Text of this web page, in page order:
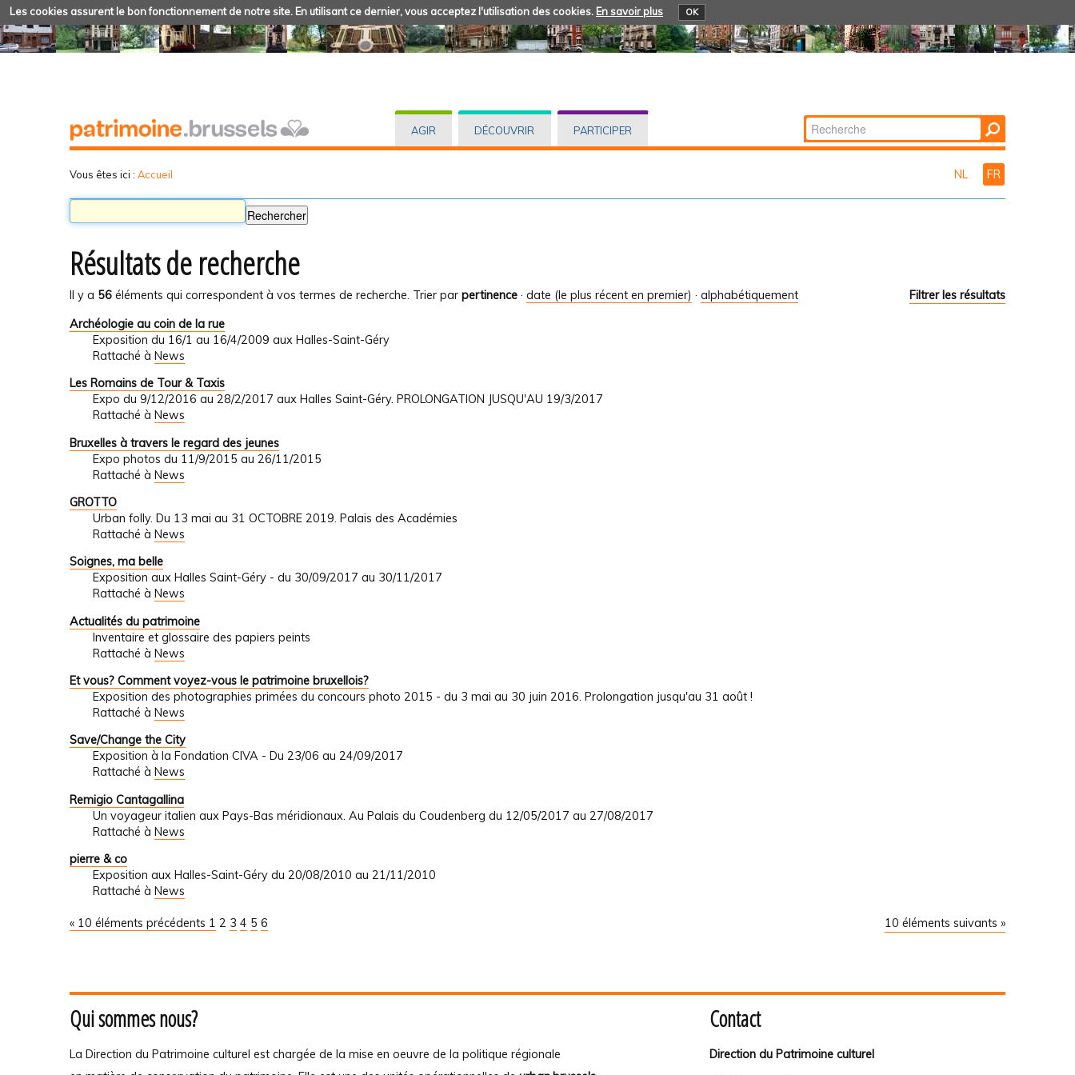
Les cookies assurent le bon fonctionnement de notre site. En utilisant ce dernier, vous acceptez l'utilisation des cookies. En savoir plus OK
AGIR DÉCOUVRIR PARTICIPER Chercher par
Recherche
Vous êtes ici : Accueil NL FR
Résultats de recherche
Il y a 56 éléments qui correspondent à vos termes de recherche. Filtrer les résultats
Trier par pertinence · date (le plus récent en premier) · alphabétiquement
Archéologie au coin de la rue
Exposition du 16/1 au 16/4/2009 aux Halles-Saint-Géry
Rattaché à News
Les Romains de Tour & Taxis
Expo du 9/12/2016 au 28/2/2017 aux Halles Saint-Géry. PROLONGATION JUSQU'AU 19/3/2017
Rattaché à News
Bruxelles à travers le regard des jeunes
Expo photos du 11/9/2015 au 26/11/2015
Rattaché à News
GROTTO
Urban folly. Du 13 mai au 31 OCTOBRE 2019. Palais des Académies
Rattaché à News
Soignes, ma belle
Exposition aux Halles Saint-Géry - du 30/09/2017 au 30/11/2017
Rattaché à News
Actualités du patrimoine
Inventaire et glossaire des papiers peints
Rattaché à News
Et vous? Comment voyez-vous le patrimoine bruxellois?
Exposition des photographies primées du concours photo 2015 - du 3 mai au 30 juin 2016. Prolongation jusqu'au 31 août !
Rattaché à News
Save/Change the City
Exposition à la Fondation CIVA - Du 23/06 au 24/09/2017
Rattaché à News
Remigio Cantagallina
Un voyageur italien aux Pays-Bas méridionaux. Au Palais du Coudenberg du 12/05/2017 au 27/08/2017
Rattaché à News
pierre & co
Exposition aux Halles-Saint-Géry du 20/08/2010 au 21/11/2010
Rattaché à News
« 10 éléments précédents 10 éléments suivants »
1 2 3 4 5 6
Qui sommes nous?
La Direction du Patrimoine culturel est chargée de la mise en oeuvre de la politique régionale
Contact
Direction du Patrimoine culturel